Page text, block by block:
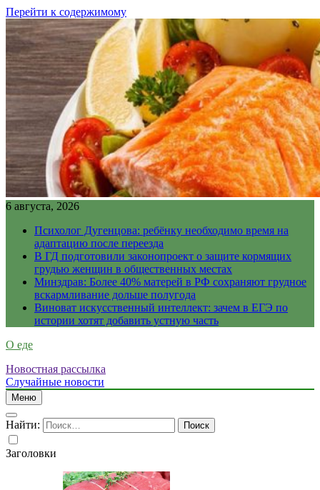
Перейти к содержимому
6 августа, 2026
Психолог Дугенцова: ребёнку необходимо время на
адаптацию после переезда
В ГД подготовили законопроект о защите кормящих
грудью женщин в общественных местах
Минздрав: Более 40% матерей в РФ сохраняют грудное
вскармливание дольше полугода
Виноват искусственный интеллект: зачем в ЕГЭ по
истории хотят добавить устную часть
О еде
Новостная рассылка
Случайные новости
Меню
Найти:
Заголовки